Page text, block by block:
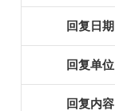
回复日期
回复单位
回复内容